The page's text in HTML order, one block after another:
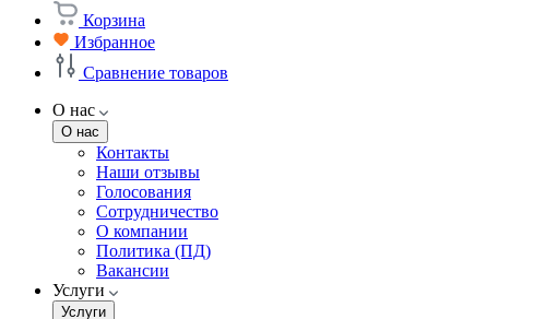
Корзина
Избранное
Сравнение товаров
О нас
О нас
Контакты
Наши отзывы
Голосования
Сотрудничество
О компании
Политика (ПД)
Вакансии
Услуги
Услуги